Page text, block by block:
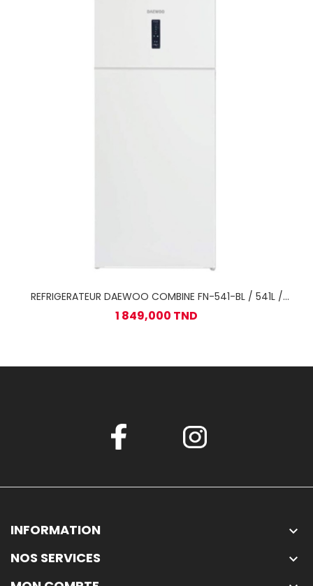
REFRIGERATEUR DAEWOO COMBINE FN-541-BL / 541L /
NOFROST / BLANC
1 849,000 TND
INFORMATION 
NOS SERVICES 